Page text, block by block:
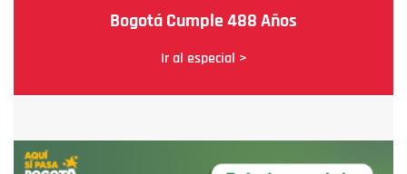
Bogotá Cumple 488 Años
Ir al especial >